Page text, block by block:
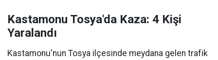
Kastamonu Tosya'da Kaza: 4 Kişi
Yaralandı
Kastamonu'nun Tosya ilçesinde meydana gelen trafik